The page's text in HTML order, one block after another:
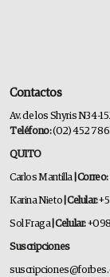
Contactos
Av. de los Shyris N34-
Teléfono:(02) 452
QUITO
Carlos Mantilla | Correo:
Karina Nieto | Celular:
Sol Fraga| Celular:
Suscripciones